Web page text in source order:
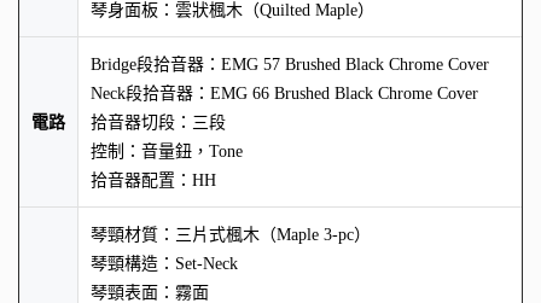
琴身面板：雲狀楓木（Quilted Maple）
電路
Bridge段拾音器：EMG 57 Brushed Black Chrome Cover
Neck段拾音器：EMG 66 Brushed Black Chrome Cover
拾音器切段：三段
控制：音量鈕，Tone
拾音器配置：HH
琴頸材質：三片式楓木（Maple 3-pc）
琴頸構造：Set-Neck
琴頸表面：霧面